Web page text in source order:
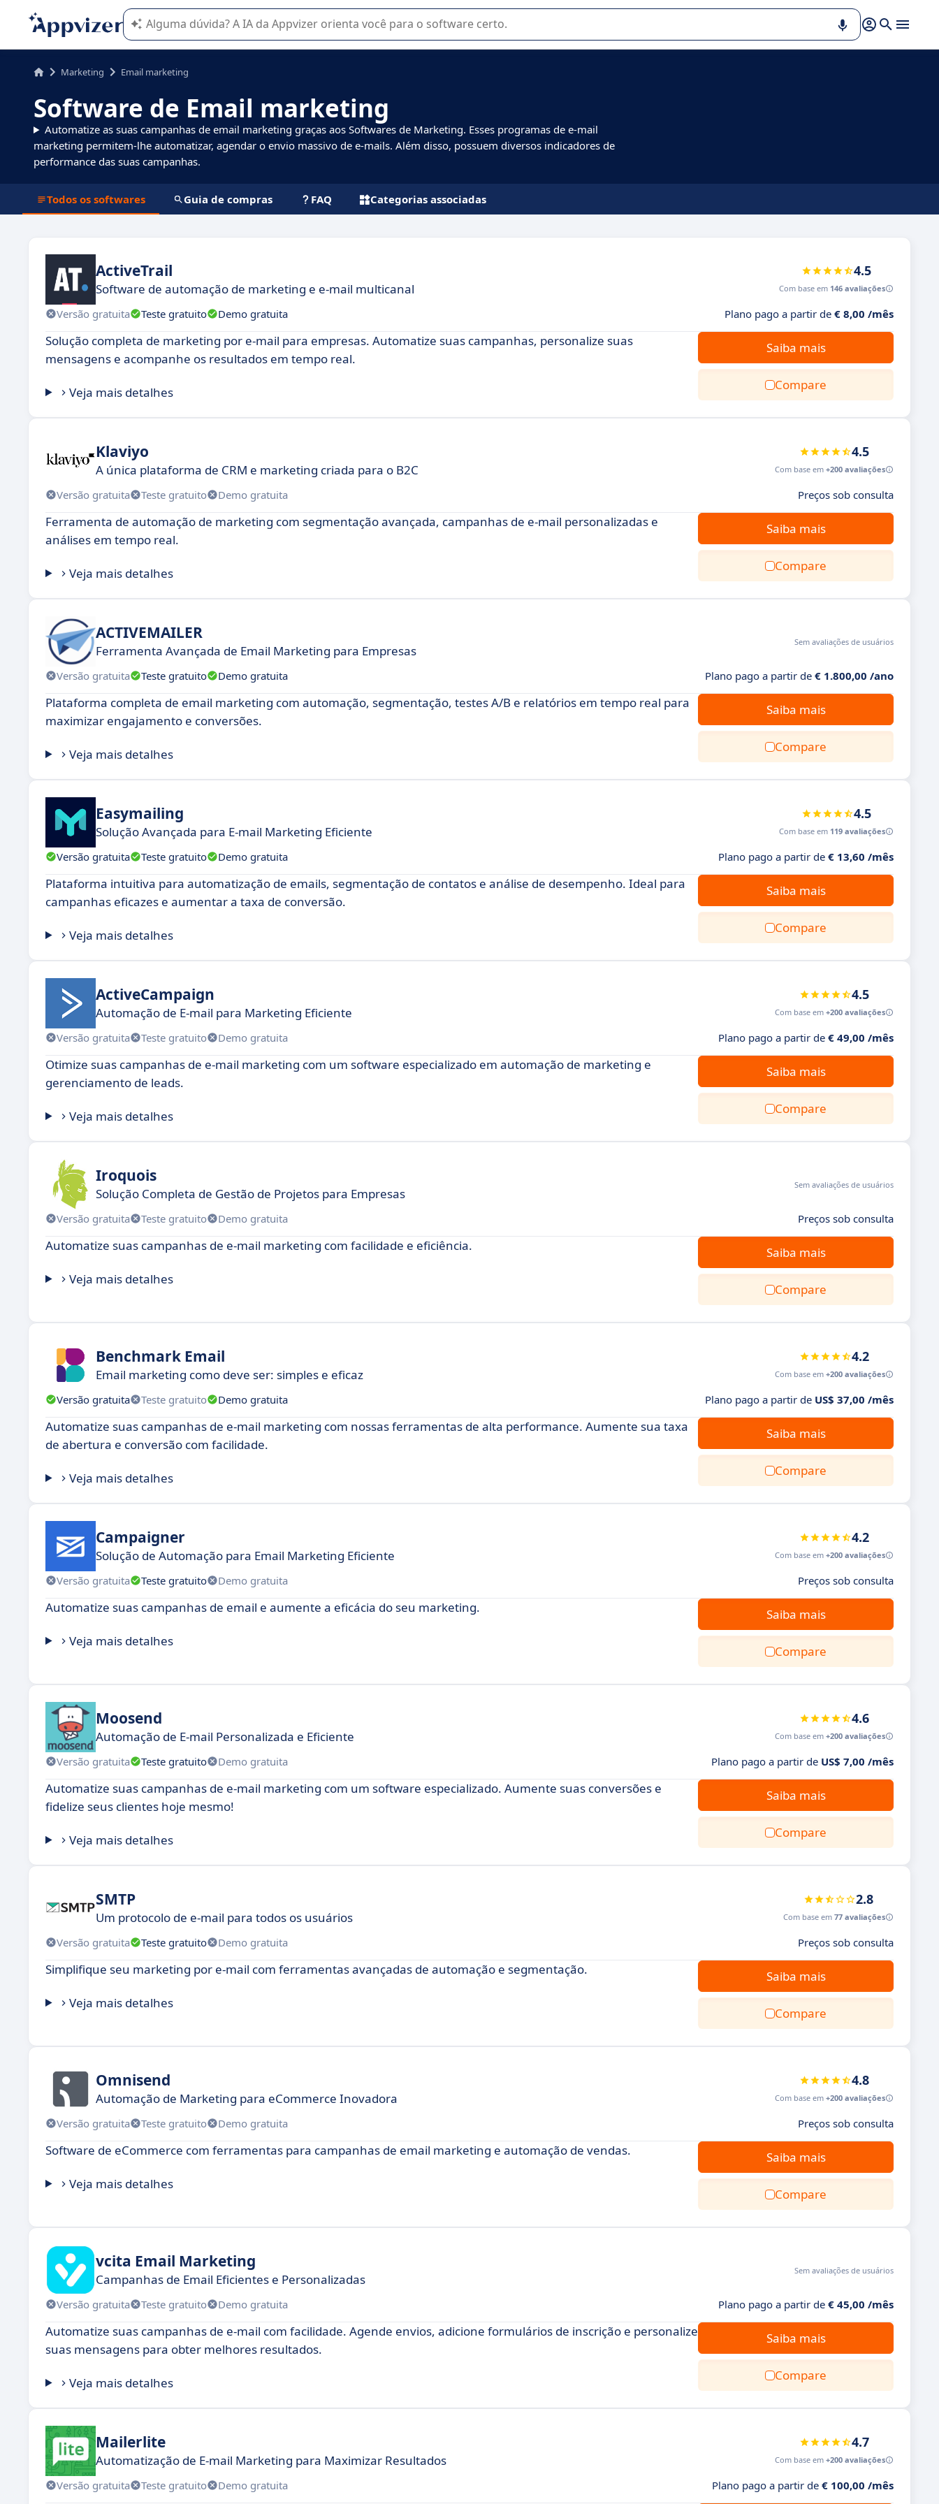
A IA do Appvizer o orienta no uso ou na seleção de software SaaS para sua empresa.
Marketing Email marketing
Software de Email marketing
Automatize as suas campanhas de email marketing graças aos Softwares de Marketing. Esses programas de e-mail
marketing permitem-lhe automatizar, agendar o envio massivo de e-mails. Além disso, possuem diversos indicadores de
performance das suas campanhas.
Todos os softwares Guia de compras FAQ Categorias associadas
ActiveTrail
Software de automação de marketing e e-mail multicanal
4.5
Com base em 146 avaliações
Versão gratuita Teste gratuito Demo gratuita Plano pago a partir de € 8,00 /mês
Solução completa de marketing por e-mail para empresas. Automatize suas campanhas, personalize suas
mensagens e acompanhe os resultados em tempo real.
Veja mais detalhes
Saiba mais
Compare
Klaviyo
A única plataforma de CRM e marketing criada para o B2C
4.5
Com base em +200 avaliações
Versão gratuita Teste gratuito Demo gratuita Preços sob consulta
Ferramenta de automação de marketing com segmentação avançada, campanhas de e-mail personalizadas e
análises em tempo real.
Veja mais detalhes
Saiba mais
Compare
ACTIVEMAILER
Ferramenta Avançada de Email Marketing para Empresas
Sem avaliações de usuários
Versão gratuita Teste gratuito Demo gratuita Plano pago a partir de € 1.800,00 /ano
Plataforma completa de email marketing com automação, segmentação, testes A/B e relatórios em tempo real para
maximizar engajamento e conversões.
Veja mais detalhes
Saiba mais
Compare
Easymailing
Solução Avançada para E-mail Marketing Eficiente
4.5
Com base em 119 avaliações
Versão gratuita Teste gratuito Demo gratuita Plano pago a partir de € 13,60 /mês
Plataforma intuitiva para automatização de emails, segmentação de contatos e análise de desempenho. Ideal para
campanhas eficazes e aumentar a taxa de conversão.
Veja mais detalhes
Saiba mais
Compare
ActiveCampaign
Automação de E-mail para Marketing Eficiente
4.5
Com base em +200 avaliações
Versão gratuita Teste gratuito Demo gratuita Plano pago a partir de € 49,00 /mês
Otimize suas campanhas de e-mail marketing com um software especializado em automação de marketing e
gerenciamento de leads.
Veja mais detalhes
Saiba mais
Compare
Iroquois
Solução Completa de Gestão de Projetos para Empresas
Sem avaliações de usuários
Versão gratuita Teste gratuito Demo gratuita Preços sob consulta
Automatize suas campanhas de e-mail marketing com facilidade e eficiência.
Veja mais detalhes
Saiba mais
Compare
Benchmark Email
Email marketing como deve ser: simples e eficaz
4.2
Com base em +200 avaliações
Versão gratuita Teste gratuito Demo gratuita Plano pago a partir de US$ 37,00 /mês
Automatize suas campanhas de e-mail marketing com nossas ferramentas de alta performance. Aumente sua taxa
de abertura e conversão com facilidade.
Veja mais detalhes
Saiba mais
Compare
Campaigner
Solução de Automação para Email Marketing Eficiente
4.2
Com base em +200 avaliações
Versão gratuita Teste gratuito Demo gratuita Preços sob consulta
Automatize suas campanhas de email e aumente a eficácia do seu marketing.
Veja mais detalhes
Saiba mais
Compare
Moosend
Automação de E-mail Personalizada e Eficiente
4.6
Com base em +200 avaliações
Versão gratuita Teste gratuito Demo gratuita Plano pago a partir de US$ 7,00 /mês
Automatize suas campanhas de e-mail marketing com um software especializado. Aumente suas conversões e
fidelize seus clientes hoje mesmo!
Veja mais detalhes
Saiba mais
Compare
SMTP
Um protocolo de e-mail para todos os usuários
2.8
Com base em 77 avaliações
Versão gratuita Teste gratuito Demo gratuita Preços sob consulta
Simplifique seu marketing por e-mail com ferramentas avançadas de automação e segmentação.
Veja mais detalhes
Saiba mais
Compare
Omnisend
Automação de Marketing para eCommerce Inovadora
4.8
Com base em +200 avaliações
Versão gratuita Teste gratuito Demo gratuita Preços sob consulta
Software de eCommerce com ferramentas para campanhas de email marketing e automação de vendas.
Veja mais detalhes
Saiba mais
Compare
vcita Email Marketing
Campanhas de Email Eficientes e Personalizadas
Sem avaliações de usuários
Versão gratuita Teste gratuito Demo gratuita Plano pago a partir de € 45,00 /mês
Automatize suas campanhas de e-mail com facilidade. Agende envios, adicione formulários de inscrição e personalize
suas mensagens para obter melhores resultados.
Veja mais detalhes
Saiba mais
Compare
Mailerlite
Automatização de E-mail Marketing para Maximizar Resultados
4.7
Com base em +200 avaliações
Versão gratuita Teste gratuito Demo gratuita Plano pago a partir de € 100,00 /mês